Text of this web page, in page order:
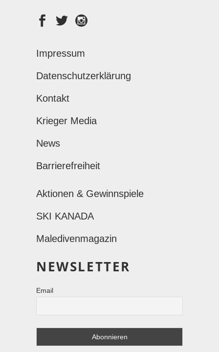
Impressum
Datenschutzerklärung
Kontakt
Krieger Media
News
Barrierefreiheit
Aktionen & Gewinnspiele
SKI KANADA
Maledivenmagazin
NEWSLETTER
Email